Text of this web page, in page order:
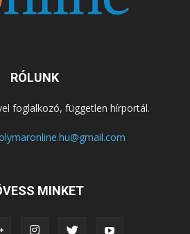
RÓLUNK
foglalkozó, független hírportál.
MINKET